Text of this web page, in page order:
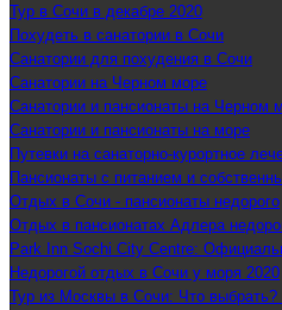
Тур в Сочи в декабре 2020
Похудеть в санатории в Сочи
Санатории для похудения в Сочи
Санатории на Черном море
Санатории и пансионаты на Черном
Санатории и пансионаты на море
Путевки на санаторно-курортное
Пансионаты с питанием и
Отдых в Сочи - пансионаты недорого
Отдых в пансионатах Адлера
Park Inn Sochi City Centre:
Недорогой отдых в Сочи у моря 2020
Тур из Москвы в Сочи: Что выбрать?